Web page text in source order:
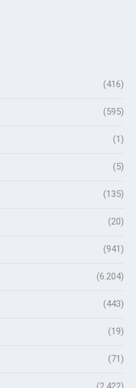
(416)
(595)
(1)
(5)
(135)
(20)
(941)
(6.204)
(443)
(19)
(71)